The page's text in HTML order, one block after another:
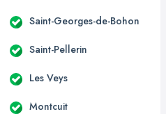
Saint-Georges-de-Bohon
Saint-Pellerin
Les Veys
Montcuit